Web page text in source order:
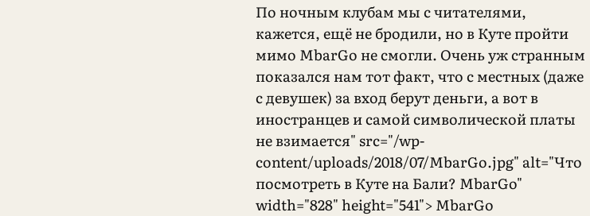
По ночным клубам мы с читателями,
кажется, ещё не бродили, но в Куте пройти
мимо MbarGo не смогли. Очень уж странным
показался нам тот факт, что с местных (даже
с девушек) за вход берут деньги, а вот в
иностранцев и самой символической платы
не взимается" src="/wp-
content/uploads/2018/07/MbarGo.jpg" alt="Что
посмотреть в Куте на Бали? MbarGo"
width="828" height="541"> MbarGo